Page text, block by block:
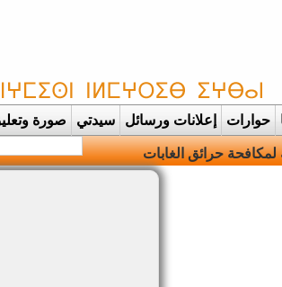
حوارات إعلانات ورسائل سيدتي صورة وتعليق
حرائق الغابات